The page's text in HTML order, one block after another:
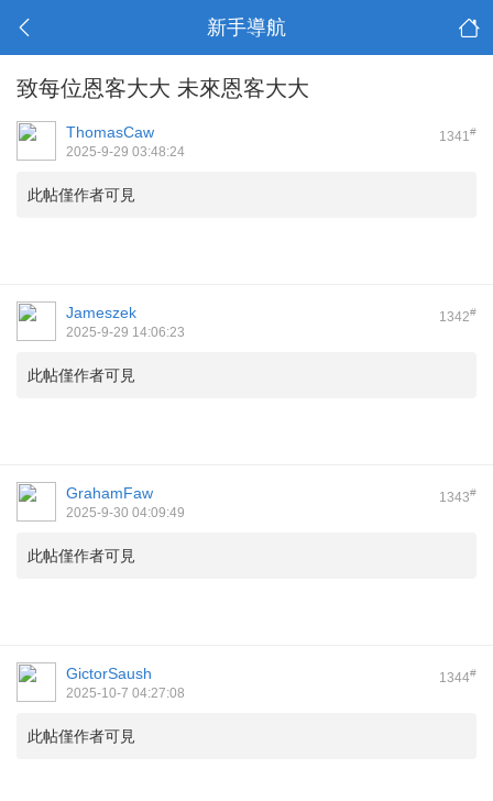
新手導航
致每位恩客大大 未來恩客大大
1341#
ThomasCaw
2025-9-29 03:48:24
此帖僅作者可見
1342#
Jameszek
2025-9-29 14:06:23
此帖僅作者可見
1343#
GrahamFaw
2025-9-30 04:09:49
此帖僅作者可見
1344#
GictorSaush
2025-10-7 04:27:08
此帖僅作者可見